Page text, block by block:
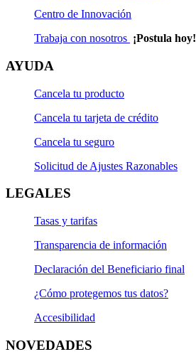
Centro de Innovación
Trabaja con nosotros ¡Postula hoy!
AYUDA
Cancela tu producto
Cancela tu tarjeta de crédito
Cancela tu seguro
Solicitud de Ajustes Razonables
LEGALES
Tasas y tarifas
Transparencia de información
Declaración del Beneficiario final
¿Cómo protegemos tus datos?
Accesibilidad
NOVEDADES